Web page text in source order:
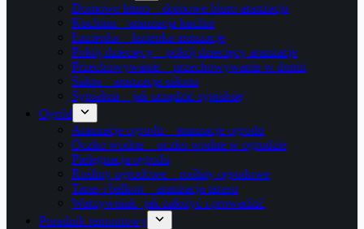
Domowe biuro – domowe biuro aranżacja
Kuchnia – aranżacja kuchni
Łazienka – łazienka aranżacje
Pokój dziecięcy – pokój dziecięcy aranżacje
Przechowywanie – przechowywanie w domu
Salon – aranżacja salonu
Sypialnia – jak urządzić sypialnię
Ogród
Aranżacje ogrodu – aranżacje ogrodu
Oczko wodne – oczko wodne w ogrodzie
Pielęgnacja ogrodu
Rośliny ogrodowe – rośliny ogrodowe
Taras i balkon – aranżacja tarasu
Warzywniak- jak założyć i prowadzić
Poradnik remontowy